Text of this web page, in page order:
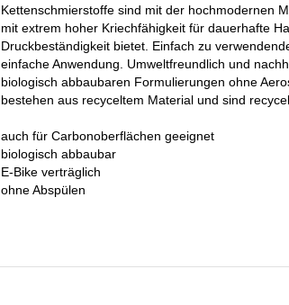
Kettenschmierstoffe sind mit der hochmodernen
mit extrem hoher Kriechfähigkeit für dauerhafte
Druckbeständigkeit bietet. Einfach zu
einfache Anwendung. Umweltfreundlich und
biologisch abbaubaren Formulierungen ohne
bestehen aus recyceltem Material und sind
auch für Carbonoberflächen geeignet
biologisch abbaubar
E-Bike verträglich
ohne Abspülen